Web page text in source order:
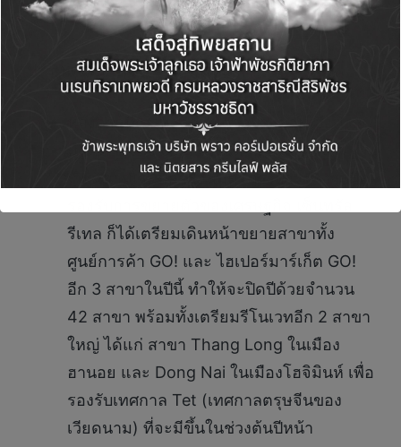
โฉมใหม่ สาขาเซ็นทรัล ชิดลม
ประเทศเวียดนาม
หลังจากที่เศรษฐกิจฟื้นตัวอย่างต่อเนื่อง โดย
มี GDP สูงถึง 6.9 % ในไตรมาส 2 และ
เวียดนามเริ่มมีการอนุมัติโครงการต่างๆ เพื่อ
รีเทล ก็ได้เตรียมเดินหน้าขยายสาขาทั้ง
ศูนย์การค้า GO! และ ไฮเปอร์มาร์เก็ต GO!
อีก 3 สาขาในปีนี้ ทำให้จะปิดปีด้วยจำนวน
42 สาขา พร้อมทั้งเตรียมรีโนเวทอีก 2 สาขา
ใหญ่ ได้แก่ สาขา Thang Long ในเมือง
ฮานอย และ Dong Nai ในเมืองโฮจิมินห์ เพื่อ
รองรับเทศกาล Tet (เทศกาลตรุษจีนของ
เวียดนาม) ที่จะมีขึ้นในช่วงต้นปีหน้า